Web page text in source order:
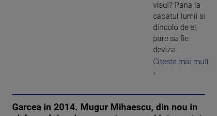
visul? Pana la
capatul lumii si
dincolo de el,
pare sa fie
deviza ...
Citeste mai mult
›
Garcea in 2014. Mugur Mihaescu, din nou in